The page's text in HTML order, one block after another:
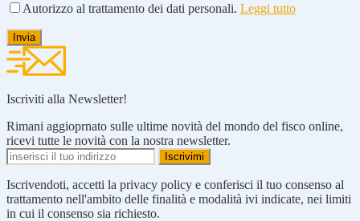
Autorizzo al trattamento dei dati personali. Leggi tutto
Iscriviti alla Newsletter!
Rimani aggioprnato sulle ultime novità del mondo del fisco online,
ricevi tutte le novità con la nostra newsletter.
Iscrivendoti, accetti la privacy policy e conferisci il tuo consenso al
trattamento nell'ambito delle finalità e modalità ivi indicate, nei limiti
in cui il consenso sia richiesto.